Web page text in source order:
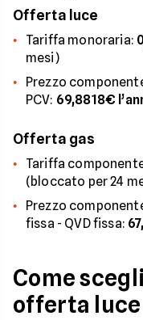
Offerta luce
Tariffa monoraria:
mesi)
Prezzo
PCV: 69,8818€
Offerta gas
Tariffa
(bloccato per 24
Prezzo
fissa - QVD fissa:
Come
offerta luce